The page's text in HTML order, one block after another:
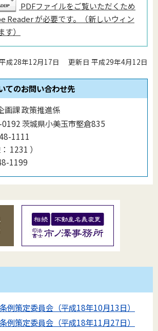
PDFファイルをご覧いただくため
Reader が必要です。（新しいウィン
）
成28年12月17日 更新日 平成29年4月12日
てのお問い合わせ先
画課 政策推進係
茨城県小美玉市堅倉835
1111
： 1231 ）
1199
例策定委員会（平成18年10月13日）
例策定委員会（平成18年11月27日）